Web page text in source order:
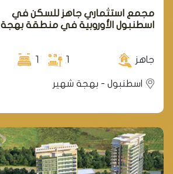
مجمع استثماري جاهز للسكن في
اسطنبول الأوروبية في منطقة بهجة
جاهز 1
1
اسطنبول - بهجة شهير